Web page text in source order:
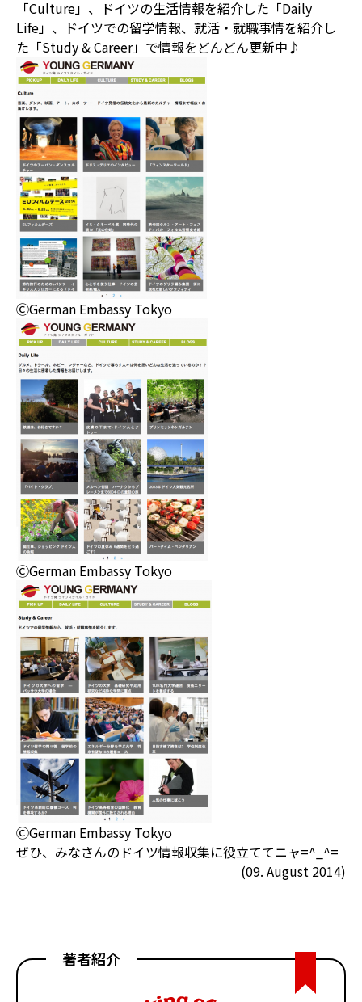
「Culture」、ドイツの生活情報を紹介した「Daily
Life」、ドイツでの留学情報、就活・就職事情を紹介し
た「Study & Career」で情報をどんどん更新中♪
ⒸGerman Embassy Tokyo
ⒸGerman Embassy Tokyo
ⒸGerman Embassy Tokyo
ぜひ、みなさんのドイツ情報収集に役立ててニャ=^_^=
(09. August 2014)
著者紹介